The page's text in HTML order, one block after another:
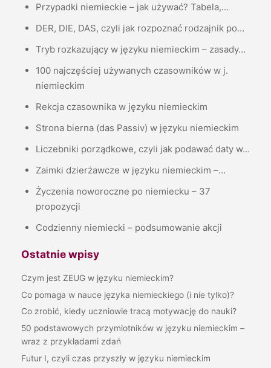
Przypadki niemieckie – jak używać? Tabela,…
DER, DIE, DAS, czyli jak rozpoznać rodzajnik po…
Tryb rozkazujący w języku niemieckim – zasady…
100 najczęściej używanych czasowników w j.
niemieckim
Rekcja czasownika w języku niemieckim
Strona bierna (das Passiv) w języku niemieckim
Liczebniki porządkowe, czyli jak podawać daty w…
Zaimki dzierżawcze w języku niemieckim –…
Życzenia noworoczne po niemiecku – 37
propozycji
Codzienny niemiecki – podsumowanie akcji
Ostatnie wpisy
Czym jest ZEUG w języku niemieckim?
Co pomaga w nauce języka niemieckiego (i nie tylko)?
Co zrobić, kiedy uczniowie tracą motywację do nauki?
50 podstawowych przymiotników w języku niemieckim –
wraz z przykładami zdań
Futur I, czyli czas przyszły w języku niemieckim